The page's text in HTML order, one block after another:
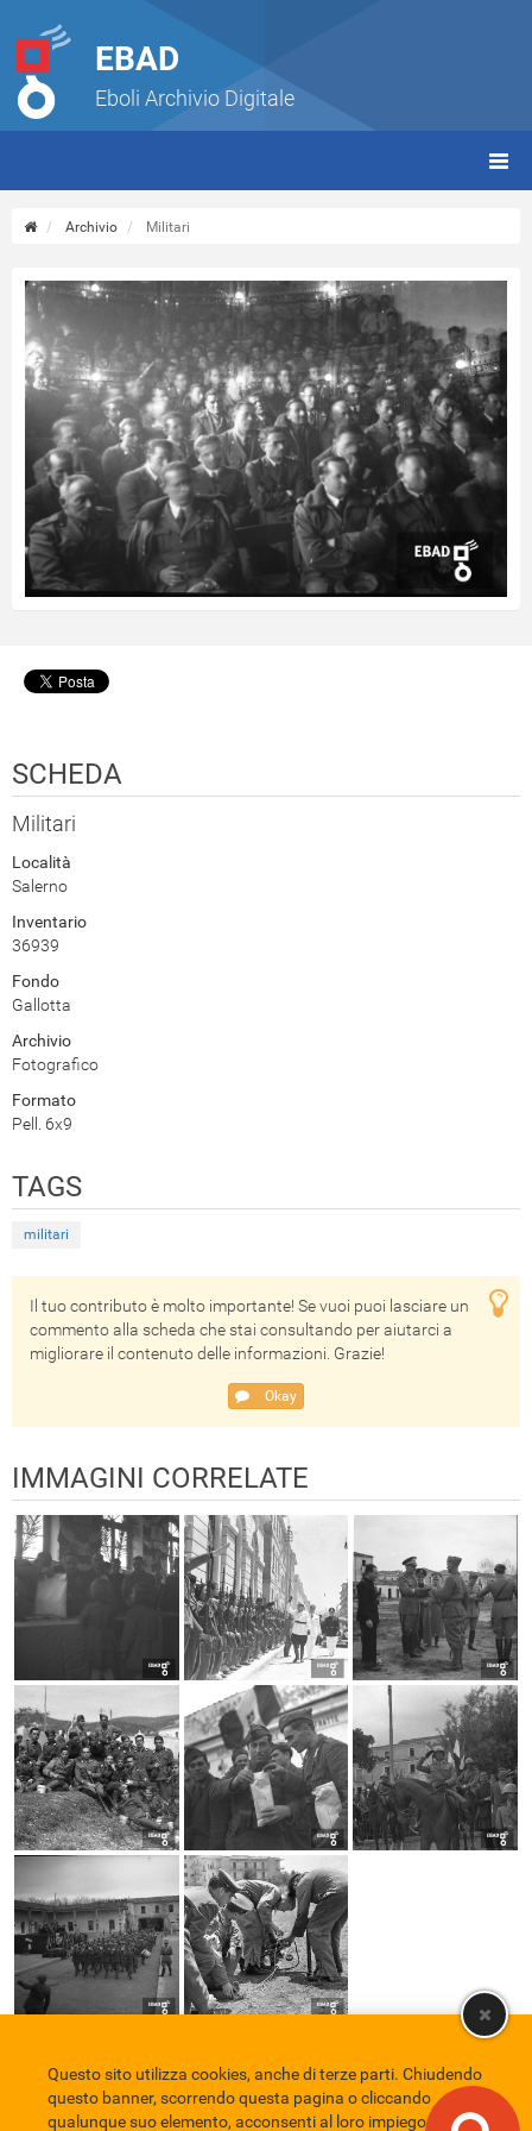
EBAD
Eboli Archivio Digitale
Archivio Militari
SCHEDA
Militari
Località
Salerno
Inventario
36939
Fondo
Gallotta
Archivio
Fotografico
Formato
Pell. 6x9
TAGS
militari
Il tuo contributo è molto importante! Se vuoi puoi lasciare un
commento alla scheda che stai consultando per aiutarci a
migliorare il contenuto delle informazioni. Grazie!
Okay
IMMAGINI CORRELATE
Comune di Eboli Servizio Bibliotecario Nazionale
Privacy policy
Credits
Questo sito utilizza cookies, anche di terze parti. Chiudendo
questo banner, scorrendo questa pagina o cliccando
qualunque suo elemento, acconsenti al loro impiego in